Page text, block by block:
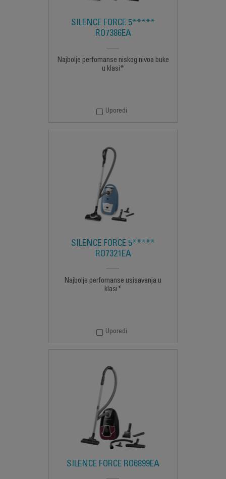
SILENCE FORCE 5*****
RO7386EA
Najbolje perfomanse niskog nivoa buke
u klasi*
Uporedi
SILENCE FORCE 5*****
RO7321EA
Najbolje perfomanse usisavanja u
klasi*
Uporedi
SILENCE FORCE RO6899EA